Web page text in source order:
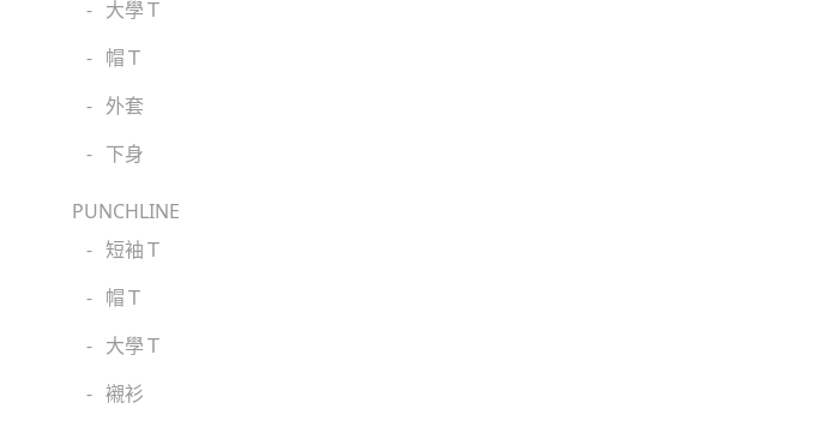
- 大學Ｔ
- 帽Ｔ
- 外套
- 下身
PUNCHLINE
- 短袖Ｔ
- 帽Ｔ
- 大學Ｔ
- 襯衫